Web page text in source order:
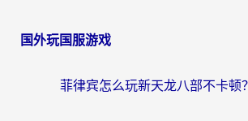
国外玩国服游戏